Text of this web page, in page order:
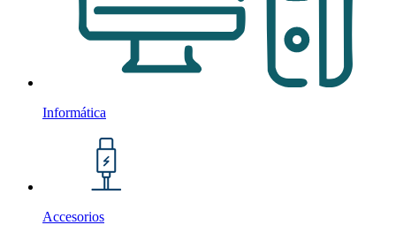
Informática
Accesorios